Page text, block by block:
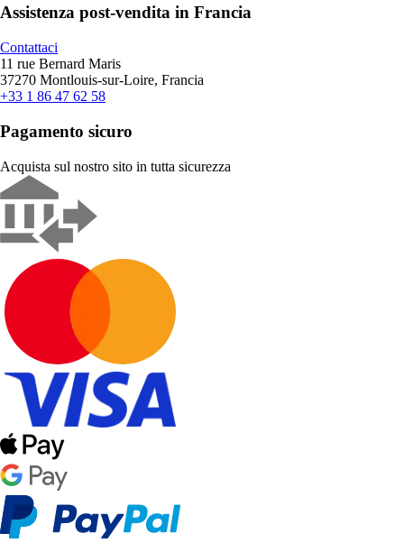
Assistenza post-vendita in Francia
Contattaci
11 rue Bernard Maris
37270 Montlouis-sur-Loire, Francia
+33 1 86 47 62 58
Pagamento sicuro
Acquista sul nostro sito in tutta sicurezza